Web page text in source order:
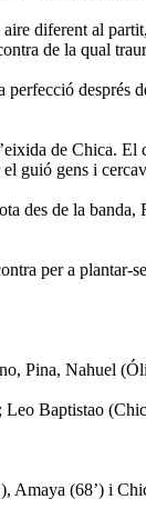
diferent al
de la qual
després
de Chica.
guió gens i
de la
per a
Pina, Nahuel
Baptistao
(68’) i